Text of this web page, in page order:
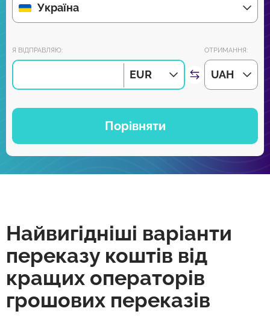
Приєднуйся до нас:
Україна
Я ВІДПРАВЛЯЮ:
EUR
ОТРИМАННЯ:
UAH
Порівняти
Найвигідніші варіанти
переказу коштів від
кращих операторів
грошових переказів